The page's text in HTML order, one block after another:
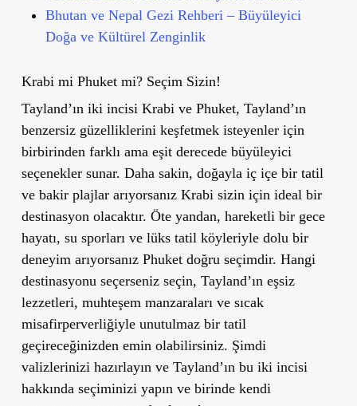
Bhutan ve Nepal Gezi Rehberi – Büyüleyici
Doğa ve Kültürel Zenginlik
Krabi mi Phuket mi? Seçim Sizin!
Tayland’ın iki incisi Krabi ve Phuket, Tayland’ın
benzersiz güzelliklerini keşfetmek isteyenler için
birbirinden farklı ama eşit derecede büyüleyici
seçenekler sunar. Daha sakin, doğayla iç içe bir tatil
ve bakir plajlar arıyorsanız Krabi sizin için ideal bir
destinasyon olacaktır. Öte yandan, hareketli bir gece
hayatı, su sporları ve lüks tatil köyleriyle dolu bir
deneyim arıyorsanız Phuket doğru seçimdir. Hangi
destinasyonu seçerseniz seçin, Tayland’ın eşsiz
lezzetleri, muhteşem manzaraları ve sıcak
misafirperverliğiyle unutulmaz bir tatil
geçireceğinizden emin olabilirsiniz. Şimdi
valizlerinizi hazırlayın ve Tayland’ın bu iki incisi
hakkında seçiminizi yapın ve birinde kendi